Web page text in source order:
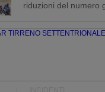
riduzioni del numero